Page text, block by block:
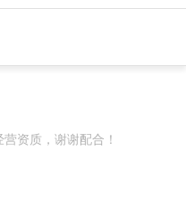
资质，谢谢配合！